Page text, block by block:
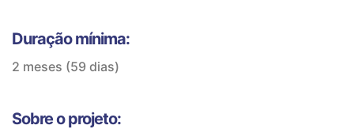
Duração mínima:
2 meses (59 dias)
Sobre o projeto: